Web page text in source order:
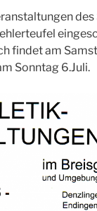
findet am
Sonntag 6.Juli.